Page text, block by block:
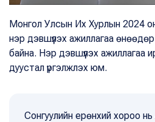
Монгол Улсын Их Хурлын 2024
нэр дэвшүүлэх ажиллагаа
байна. Нэр дэвшүүлэх ажиллагаа
дуустал үргэлжлэх юм.
Сонгуулийн ерөнхий хороо